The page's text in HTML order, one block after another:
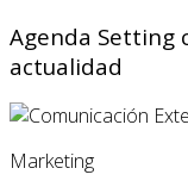
Agenda Setting
actualidad
Marketing